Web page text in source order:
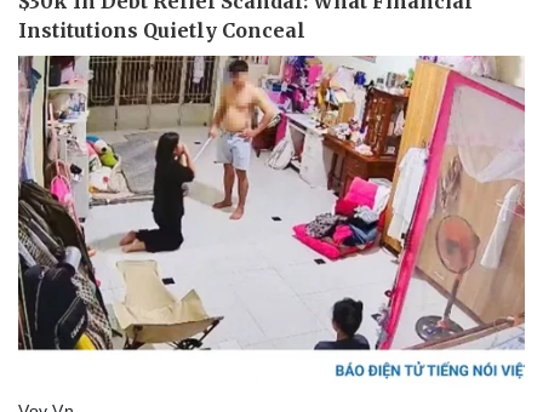
Thể thao
Bóng đá
Lịch thi đấu bóng đá
Thế giới thể thao
eSports
Hậu trường
Ô tô - Xe máy
Ô tô
Tư vấn